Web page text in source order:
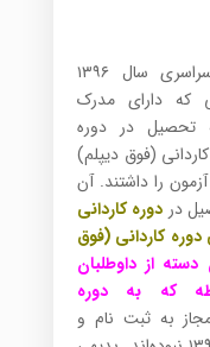
(۵) براساس ضوابط آزمون سراسری سال ۱۳۹۶
که دارای مدرک
تحصیل در دوره
(فوق دیپلم)
را داشتند. آن
در دوره کاردانی
کاردانی (فوق
دسته از داوطلبان
که به دوره
به ثبت نام و